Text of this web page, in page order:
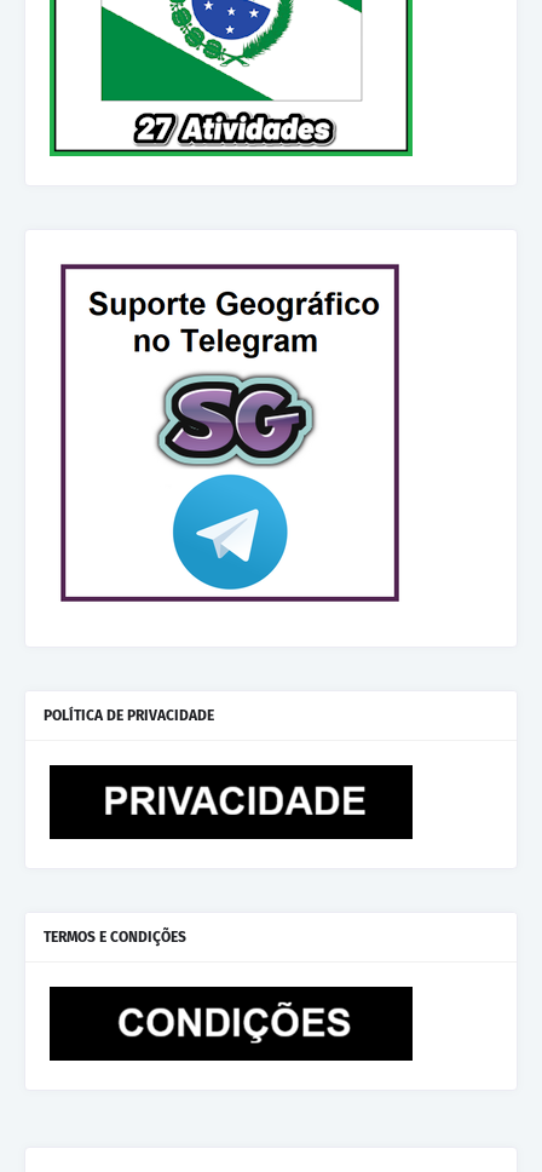
POLÍTICA DE PRIVACIDADE
TERMOS E CONDIÇÕES